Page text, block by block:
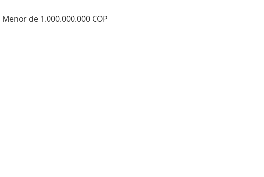
Menor de 1.000.000.000 COP